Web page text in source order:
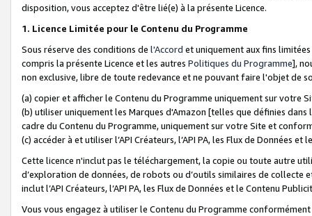
disposition, vous acceptez d'être lié(e) à la présente Licence.
1. Licence Limitée pour le Contenu du Programme
Sous réserve des conditions de l'Accord et uniquement aux fins
compris la présente Licence et les autres Politiques du Programme],
non exclusive, libre de toute redevance et ne pouvant faire l'objet de
(a) copier et afficher le Contenu du Programme uniquement sur votre
(b) utiliser uniquement les Marques d'Amazon [telles que définies dans
cadre du Contenu du Programme, uniquement sur votre Site et
(c) accéder à et utiliser l’API Créateurs, l’API PA, les Flux de Données
Cette licence n'inclut pas le téléchargement, la copie ou toute autre
d’exploration de données, de robots ou d’outils similaires de
inclut l’API Créateurs, l’API PA, les Flux de Données et le Contenu
Vous vous engagez à utiliser le Contenu du Programme